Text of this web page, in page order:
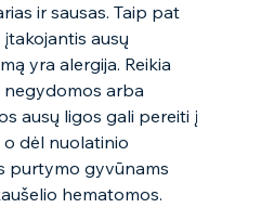
ir sausas. Taip pat
ausų
yra alergija. Reikia
arba
ausų ligos gali pereiti į
o dėl nuolatinio
purtymo gyvūnams
hematomos.